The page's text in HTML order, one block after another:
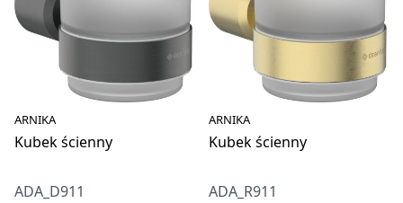
ARNIKA
Kubek ścienny
ADA_D911
ARNIKA
Kubek ścienny
ADA_R911